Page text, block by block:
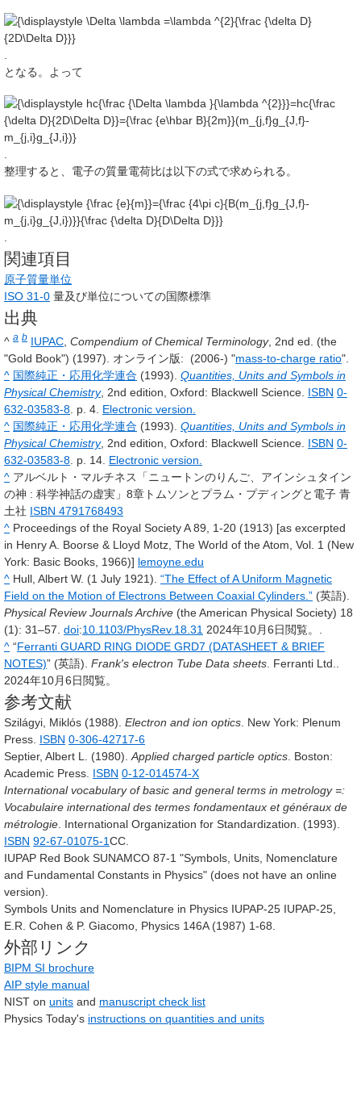
となる。よって
.
整理すると、電子の質量電荷比は以下の式で求められる。
関連項目
原子質量単位
ISO 31-0 量及び単位についての国際標準
出典
^ a b IUPAC Compendium of Chemical Terminology, 2nd ed. (the
"Gold Book") (1997). オンライン版: (2006-) "mass-to-charge ratio".
^ 国際純正・応用化学連合 (1993). Quantities, Units and Symbols in
Physical Chemistry, 2nd edition, Oxford: Blackwell Science. ISBN 0-
632-03583-8 . p. 4. Electronic version.
^ 国際純正・応用化学連合 (1993). Quantities, Units and Symbols in
Physical Chemistry, 2nd edition, Oxford: Blackwell Science. ISBN 0-
632-03583-8 . p. 14. Electronic version.
^ アルベルト・マルチネス「ニュートンのりんご、アインシュタイン
の神 : 科学神話の虚実」8章トムソンとプラム・プディングと電子 青
土社 ISBN 4791768493
^ Proceedings of the Royal Society A 89, 1-20 (1913) [as excerpted
in Henry A. Boorse & Lloyd Motz, The World of the Atom, Vol. 1 (New
York: Basic Books, 1966)] lemoyne.edu
^ Hull, Albert W. (1 July 1921). “The Effect of A Uniform Magnetic
Field on the Motion of Electrons Between Coaxial Cylinders.” (英語).
Physical Review Journals Archive (the American Physical Society) 18
(1): 31–57. doi:10.1103/PhysRev.18.31 2024年10月6日閲覧。
^ “Ferranti GUARD RING DIODE GRD7 (DATASHEET & BRIEF
NOTES)” (英語). Frank's electron Tube Data sheets . Ferranti Ltd..
2024年10月6日閲覧。
参考文献
Szilágyi, Miklós (1988). Electron and ion optics . New York: Plenum
Press. ISBN 0-306-42717-6
Septier, Albert L. (1980). Applied charged particle optics . Boston:
Academic Press. ISBN 0-12-014574-X
International vocabulary of basic and general terms in metrology =:
Vocabulaire international des termes fondamentaux et généraux de
métrologie . International Organization for Standardization. (1993).
ISBN 92-67-01075-1CC.
IUPAP Red Book SUNAMCO 87-1 "Symbols, Units, Nomenclature
and Fundamental Constants in Physics" (does not have an online
version).
Symbols Units and Nomenclature in Physics IUPAP-25 IUPAP-25,
E.R. Cohen & P. Giacomo, Physics 146A (1987) 1-68.
外部リンク
BIPM SI brochure
AIP style manual
NIST on units and manuscript check list
Physics Today's instructions on quantities and units